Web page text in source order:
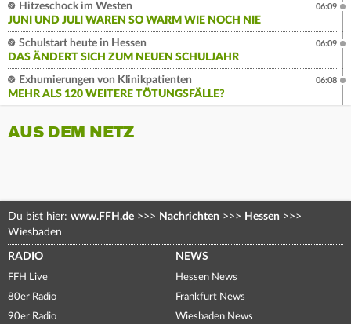
Hitzeschock im Westen
JUNI UND JULI WAREN SO WARM WIE NOCH NIE
06:09
Schulstart heute in Hessen
DAS ÄNDERT SICH ZUM NEUEN SCHULJAHR
06:09
Exhumierungen von Klinikpatienten
MEHR ALS 120 WEITERE TÖTUNGSFÄLLE?
06:08
AUS DEM NETZ
Du bist hier: www.FFH.de >>> Nachrichten >>> Hessen >>>
Wiesbaden
RADIO
FFH Live
80er Radio
90er Radio
NEWS
Hessen News
Frankfurt News
Wiesbaden News